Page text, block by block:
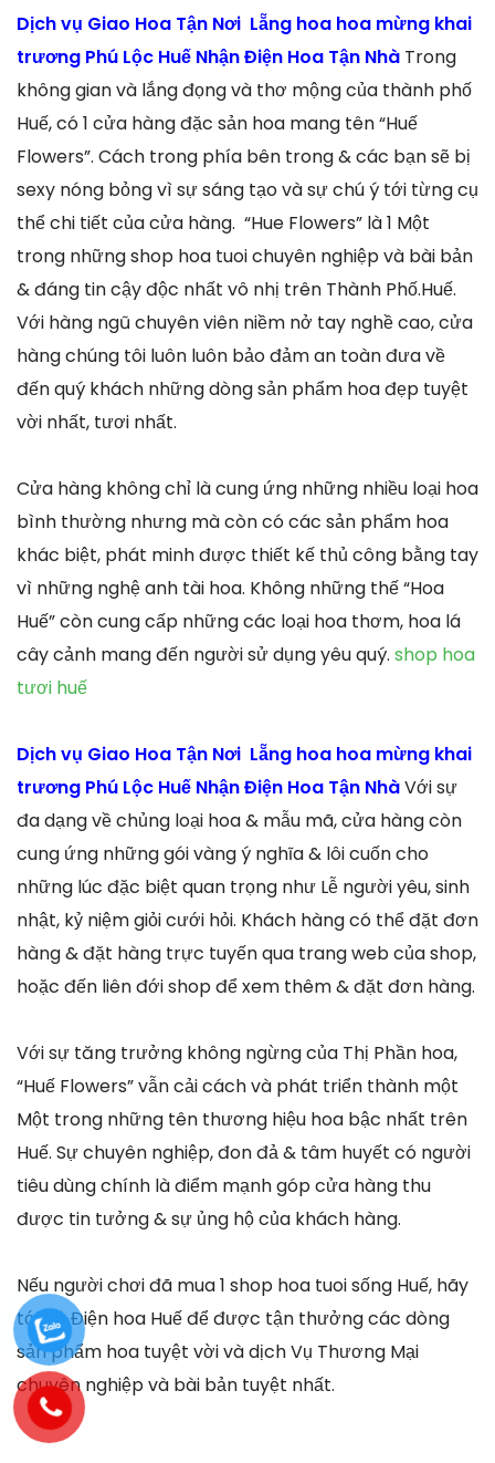
Dịch vụ Giao Hoa Tận Nơi Lẵng hoa hoa mừng khai
trương Phú Lộc Huế Nhận Điện Hoa Tận Nhà Trong
không gian và lắng đọng và thơ mộng của thành phố
Huế, có 1 cửa hàng đặc sản hoa mang tên “Huế
Flowers”. Cách trong phía bên trong & các bạn sẽ bị
sexy nóng bỏng vì sự sáng tạo và sự chú ý tới từng cụ
thể chi tiết của cửa hàng. “Hue Flowers” là 1 Một
trong những shop hoa tuoi chuyên nghiệp và bài bản
& đáng tin cậy độc nhất vô nhị trên Thành Phố.Huế.
Với hàng ngũ chuyên viên niềm nở tay nghề cao, cửa
hàng chúng tôi luôn luôn bảo đảm an toàn đưa về
đến quý khách những dòng sản phẩm hoa đẹp tuyệt
vời nhất, tươi nhất.
Cửa hàng không chỉ là cung ứng những nhiều loại hoa
bình thường nhưng mà còn có các sản phẩm hoa
khác biệt, phát minh được thiết kế thủ công bằng tay
vì những nghệ anh tài hoa. Không những thế “Hoa
Huế” còn cung cấp những các loại hoa thơm, hoa lá
cây cảnh mang đến người sử dụng yêu quý. shop hoa
tươi huế
Dịch vụ Giao Hoa Tận Nơi Lẵng hoa hoa mừng khai
trương Phú Lộc Huế Nhận Điện Hoa Tận NhàVới sự
đa dạng về chủng loại hoa & mẫu mã, cửa hàng còn
cung ứng những gói vàng ý nghĩa & lôi cuốn cho
những lúc đặc biệt quan trọng như Lễ người yêu, sinh
nhật, kỷ niệm giỏi cưới hỏi. Khách hàng có thể đặt đơn
hàng & đặt hàng trực tuyến qua trang web của shop,
hoặc đến liên đới shop để xem thêm & đặt đơn hàng.
Với sự tăng trưởng không ngừng của Thị Phần hoa,
“Huế Flowers” vẫn cải cách và phát triển thành một
Một trong những tên thương hiệu hoa bậc nhất trên
Huế. Sự chuyên nghiệp, đon đả & tâm huyết có người
tiêu dùng chính là điểm mạnh góp cửa hàng thu
được tin tưởng & sự ủng hộ của khách hàng.
Nếu người chơi đã mua 1 shop hoa tuoi sống Huế, hãy
tới có Điện hoa Huế để được tận thưởng các dòng
sản phẩm hoa tuyệt vời và dịch Vụ Thương Mại
chuyên nghiệp và bài bản tuyệt nhất.